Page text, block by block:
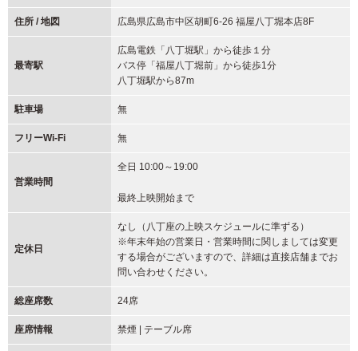
住所 / 地図 広島県広島市中区胡町6-26 福屋八丁堀本店8F
最寄駅
広島電鉄「八丁堀駅」から徒歩１分
バス停「福屋八丁堀前」から徒歩1分
八丁堀駅から87m
駐車場 無
フリーWi-Fi 無
営業時間
全日 10:00～19:00
最終上映開始まで
定休日
なし（八丁座の上映スケジュールに準ずる）
※年末年始の営業日・営業時間に関しましては変更
する場合がございますので、詳細は直接店舗までお
問い合わせください。
総座席数 24席
座席情報 禁煙 | テーブル席